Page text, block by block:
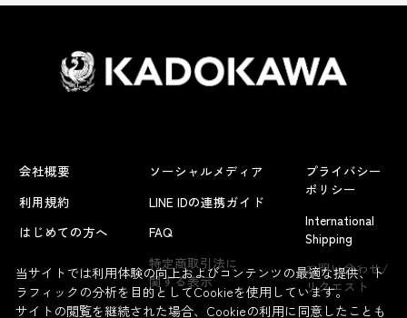
よくあるお問い合わせ
会社概要
利用規約
はじめての方へ
ソーシャルメディア
LINE IDの連携ガイド
FAQ
特定商取引法に
関する表示
プライバシー
ポリシー
International
Shipping
お問い合わせ/
リクエスト
当サイトでは利用体験の向上およびコンテンツの最適な提供、ト
ラフィックの分析を目的としてCookieを使用しています。
サイトの閲覧を継続された場合、Cookieの利用に同意したことも